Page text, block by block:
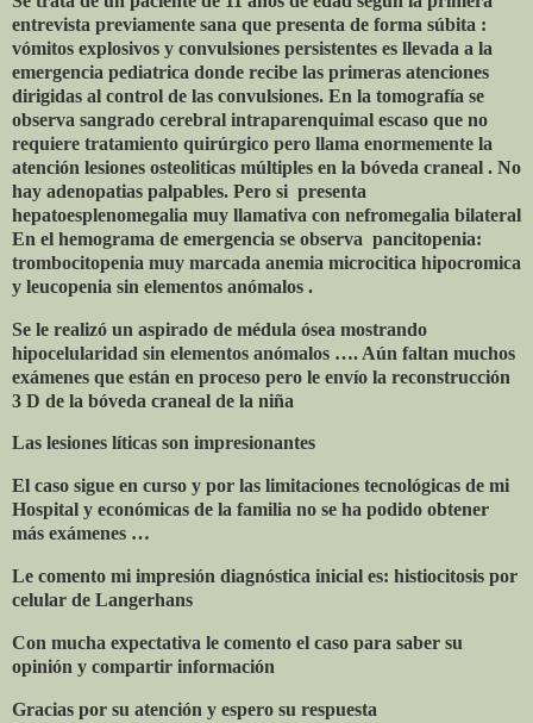
entrevista previamente sana que presenta de forma súbita :
vómitos explosivos y convulsiones persistentes es llevada a la
emergencia pediatrica donde recibe las primeras atenciones
dirigidas al control de las convulsiones. En la tomografía se
observa sangrado cerebral intraparenquimal escaso que no
requiere tratamiento quirúrgico pero llama enormemente la
atención lesiones osteoliticas múltiples en la bóveda craneal . No
hay adenopatias palpables. Pero si presenta
hepatoesplenomegalia muy llamativa con nefromegalia bilateral
En el hemograma de emergencia se observa pancitopenia:
trombocitopenia muy marcada anemia microcitica hipocromica
y leucopenia sin elementos anómalos .
Se le realizó un aspirado de médula ósea mostrando
hipocelularidad sin elementos anómalos …. Aún faltan muchos
exámenes que están en proceso pero le envío la reconstrucción
3 D de la bóveda craneal de la niña
Las lesiones líticas son impresionantes
El caso sigue en curso y por las limitaciones tecnológicas de mi
Hospital y económicas de la familia no se ha podido obtener
más exámenes …
Le comento mi impresión diagnóstica inicial es: histiocitosis por
celular de Langerhans
Con mucha expectativa le comento el caso para saber su
opinión y compartir información
Gracias por su atención y espero su respuesta